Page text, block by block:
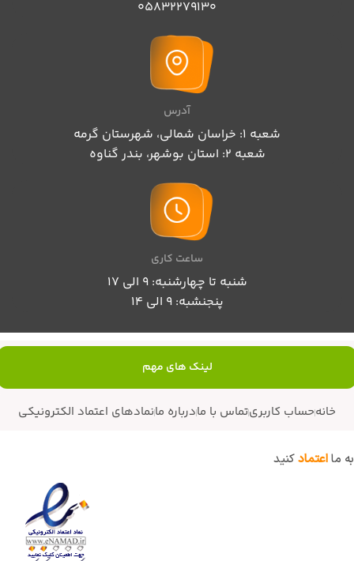
05832279130
آدرس
شعبه 1: خراسان شمالی، شهرستان گرمه
شعبه 2: استان بوشهر، بندر گناوه
ساعت کاری
شنبه تا چهارشنبه: 9 الی 17
پنجنشبه: 9 الی 14
لینک های مهم
خانهحساب کاربریتماس با مادرباره مانمادهای اعتماد الکترونیکی
به مااعتمادکنید